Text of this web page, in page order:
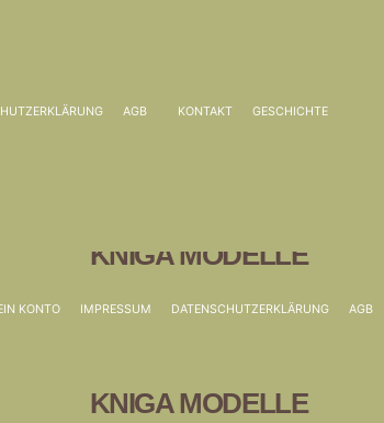
AGB KONTAKT
GESCHICHTE
KNIGA MODELLE
KONTO IMPRESSUM DATENSCHUTZERKLÄRUNG AGB
KNIGA MODELLE